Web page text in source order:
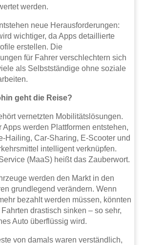
werden.
neue Herausforderungen:
wichtiger, da Apps detaillierte
erstellen. Die
für Fahrer verschlechtern sich
als Selbstständige ohne soziale
geht die Reise?
vernetzten Mobilitätslösungen.
Apps werden Plattformen entstehen,
Hailing, Car-Sharing, E-Scooter und
intelligent verknüpfen.
(MaaS) heißt das Zauberwort.
werden den Markt in den
grundlegend verändern. Wenn
bezahlt werden müssen, könnten
drastisch sinken – so sehr,
Auto überflüssig wird.
von damals waren verständlich,